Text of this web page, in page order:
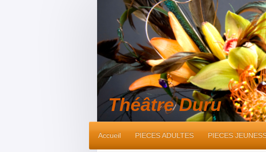
Théâtre Duru
Accueil PIECES ADULTES PIECES